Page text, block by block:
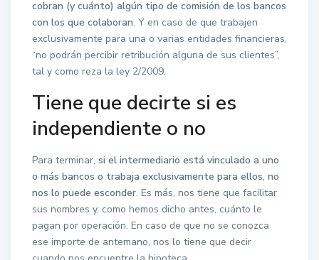
cobran (y cuánto) algún tipo de comisión de los bancos
con los que colaboran. Y en caso de que trabajen
exclusivamente para una o varias entidades financieras,
“no podrán percibir retribución alguna de sus clientes”,
tal y como reza la ley 2/2009.
Tiene que decirte si es
independiente o no
Para terminar, si el intermediario está vinculado a uno
o más bancos o trabaja exclusivamente para ellos, no
nos lo puede esconder. Es más, nos tiene que facilitar
sus nombres y, como hemos dicho antes, cuánto le
pagan por operación. En caso de que no se conozca
ese importe de antemano, nos lo tiene que decir